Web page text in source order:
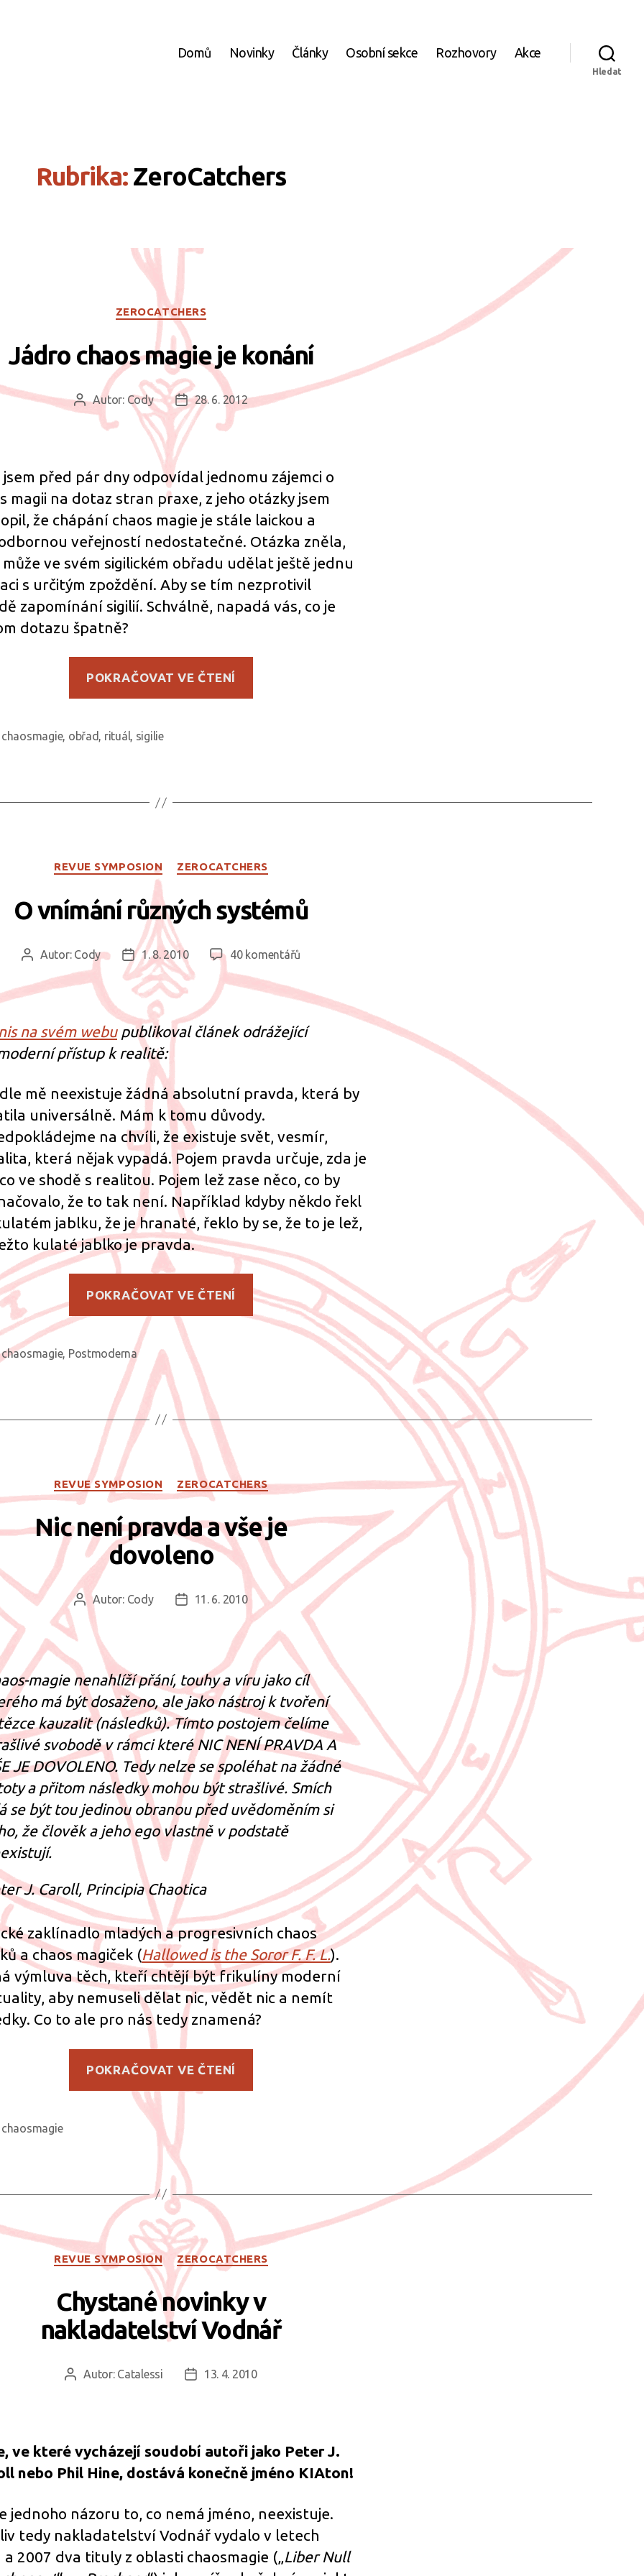
Domů Novinky Články Osobní sekce Rozhovory Akce
Hledat
Rubrika: ZeroCatchers
Rubriky
ZEROCATCHERS
Jádro chaos magie je konání
Autor
příspěvku
Autor: Cody
Datum
příspěvku
28. 6. 2012
jsem před pár dny odpovídal jednomu zájemci o
magii na dotaz stran praxe, z jeho otázky jsem
že chápání chaos magie je stále laickou a
veřejností nedostatečné. Otázka zněla,
ve svém sigilickém obřadu udělat ještě jednu
s určitým zpoždění. Aby se tím nezprotivil
zapomínání sigilií. Schválně, napadá vás, co je
dotazu špatně?
POKRAČOVAT VE ČTENÍ
chaosmagie, obřad, rituál, sigilie
Rubriky
REVUE SYMPOSION ZEROCATCHERS
O vnímání různých systémů
Autor
příspěvku
Autor: Cody
Datum
příspěvku
1. 8. 2010 40 komentářů
s
názvem
vnímání
na svém webupublikoval článek odrážející
přístup k realitě:
mě neexistuje žádná absolutní pravda, která by
universálně. Mám k tomu důvody.
na chvíli, že existuje svět, vesmír,
která nějak vypadá. Pojem pravda určuje, zda je
ve shodě s realitou. Pojem lež zase něco, co by
že to tak není. Například kdyby někdo řekl
jablku, že je hranaté, řeklo by se, že to je lež,
kulaté jablko je pravda.
POKRAČOVAT VE ČTENÍ
„O
vnímání
různých
chaosmagie, Postmoderna
Rubriky
REVUE SYMPOSION ZEROCATCHERS
Nic není pravda a vše je
dovoleno
Autor
příspěvku
Autor: Cody
Datum
11. 6. 2010
magie nenahlíží přání, touhy a víru jako cíl
má být dosaženo, ale jako nástroj k tvoření
kauzalit (následků). Tímto postojem čelíme
svobodě v rámci které NIC NENÍ PRAVDA A
JE DOVOLENO. Tedy nelze se spoléhat na žádné
a přitom následky mohou být strašlivé. Smích
se být tou jedinou obranou před uvědoměním si
že člověk a jeho ego vlastně v podstatě
J. Caroll, Principia Chaotica
zaklínadlo mladých a progresivních chaos
a chaos magiček (Hallowed is the Soror F. F. L.).
výmluva těch, kteří chtějí být frikulíny moderní
aby nemuseli dělat nic, vědět nic a nemít
Co to ale pro nás tedy znamená?
POKRAČOVAT VE ČTENÍ
dovoleno“
chaosmagie
Rubriky
REVUE SYMPOSION ZEROCATCHERS
Chystané novinky v
nakladatelství Vodnář
AutorAutor: Catalessi
Datum
13. 4. 2010
ve které vycházejí soudobí autoři jako Peter J.
nebo Phil Hine, dostává konečně jméno KIAton!
jednoho názoru to, co nemá jméno, neexistuje.
tedy nakladatelství Vodnář vydalo v letech
a 2007 dva tituly z oblasti chaosmagie („ Liber Null